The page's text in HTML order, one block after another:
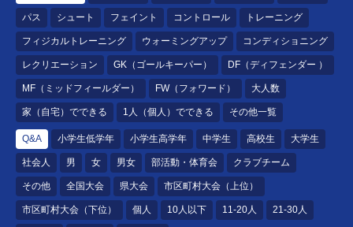
パス シュート フェイント コントロール トレーニング
フィジカルトレーニング ウォーミングアップ コンディショニング
レクリエーション GK（ゴールキーパー） DF（ディフェンダー ）
MF（ミッドフィールダー） FW（フォワード） 大人数
家（自宅）でできる 1人（個人）でできる その他一覧
Q&A 小学生低学年 小学生高学年 中学生 高校生 大学生
社会人 男 女 男女 部活動・体育会 クラブチーム
その他 全国大会 県大会 市区町村大会（上位）
市区町村大会（下位） 個人 10人以下 11-20人 21-30人